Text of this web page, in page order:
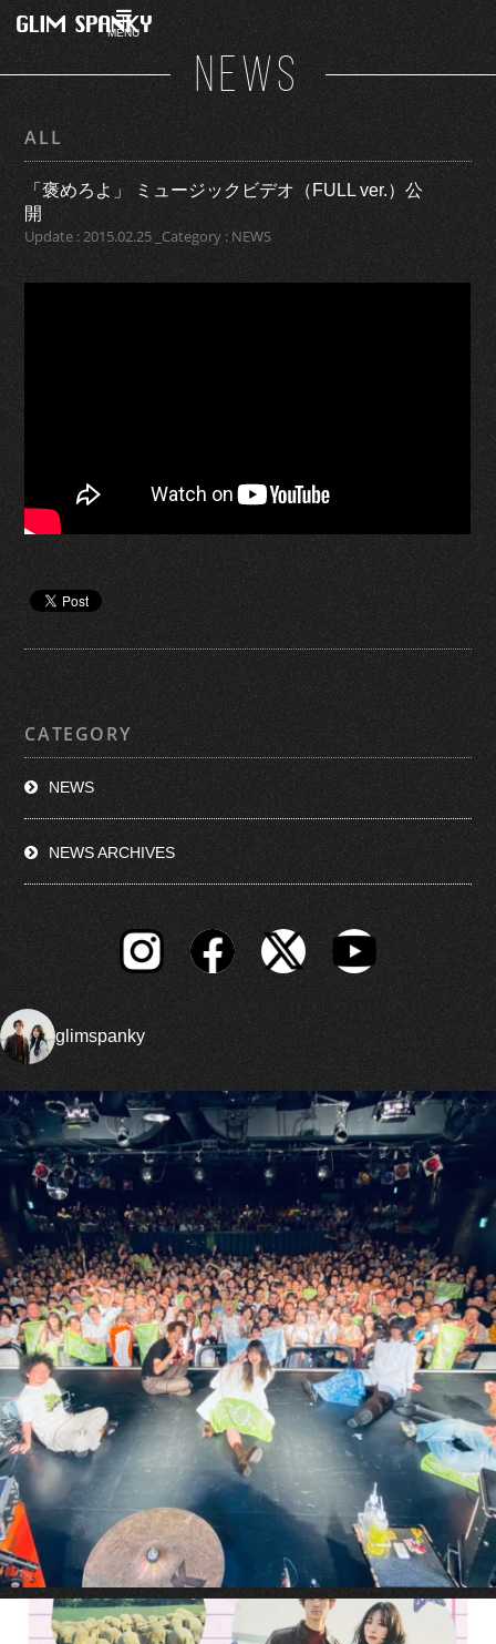
MENU
NEWS
ALL
「褒めろよ」 ミュージックビデオ（FULL ver.）公
開
Update : 2015.02.25 _Category : NEWS
CATEGORY
NEWS
NEWS ARCHIVES
glimspanky